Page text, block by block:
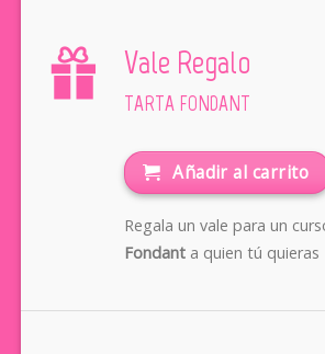
Vale Regalo
TARTA FONDANT
Añadir al carrito
Regala un vale para un
Fondanta quien tú quieras